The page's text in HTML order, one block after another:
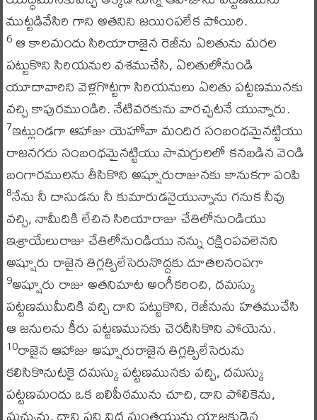
ముట్టడివేసిరి గాని అతనిని జయింపలేక పోయిరి.
6ఆ కాలమందు సిరియారాజైన రెజీను ఏలతును మరల
పట్టుకొని సిరియనుల వశముచేసి, ఏలతులోనుండి
యూదావారిని వెళ్లగొట్టగా సిరియనులు ఏలతు పట్టణమునకు
వచ్చి కాపురముండిరి. నేటివరకును వారచ్చటనే యున్నారు.
7ఇట్లుండగా ఆహాజు యెహోవా మందిర సంబంధమైనట్టియు
రాజనగరు సంబంధమైనట్టియు సామగ్రులలో కనబడిన వెండి
బంగారములను తీసికొని అష్షూరురాజునకు కానుకగా పంపి
8నేను నీ దాసుడను నీ కుమారుడనైయున్నాను గనుక నీవు
వచ్చి, నామీదికి లేచిన సిరియారాజు చేతిలోనుండియు
ఇశ్రాయేలురాజు చేతిలోనుండియు నన్ను రక్షింపవలెనని
అష్షూరు రాజైన తిగ్లత్పిలేసెరునొద్దకు దూతలనంపగా
9అష్షూరు రాజు అతనిమాట అంగీకరించి, దమస్కు
పట్టణముమీదికి వచ్చి దాని పట్టుకొని, రెజీనును హతముచేసి
ఆ జనులను కీరు పట్టణమునకు చెరదీసికొని పోయెను.
10రాజైన ఆహాజు అష్షూరురాజైన తిగ్లత్పిలేసెరును
కలిసికొనుటకై దమస్కు పట్టణమునకు వచ్చి, దమస్కు
పట్టణమందు ఒక బలిపీఠమును చూచి, దాని పోలికెను,